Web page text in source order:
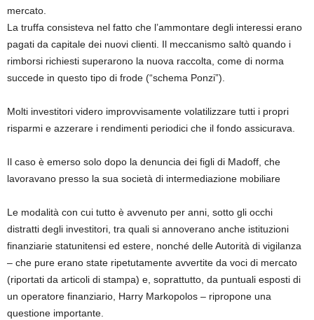
mercato.
La truffa consisteva nel fatto che l’ammontare degli interessi erano
pagati da capitale dei nuovi clienti. Il meccanismo saltò quando i
rimborsi richiesti superarono la nuova raccolta, come di norma
succede in questo tipo di frode (“schema Ponzi”).
Molti investitori videro improvvisamente volatilizzare tutti i propri
risparmi e azzerare i rendimenti periodici che il fondo assicurava.
Il caso è emerso solo dopo la denuncia dei figli di Madoff, che
lavoravano presso la sua società di intermediazione mobiliare
Le modalità con cui tutto è avvenuto per anni, sotto gli occhi
distratti degli investitori, tra quali si annoverano anche istituzioni
finanziarie statunitensi ed estere, nonché delle Autorità di vigilanza
– che pure erano state ripetutamente avvertite da voci di mercato
(riportati da articoli di stampa) e, soprattutto, da puntuali esposti di
un operatore finanziario, Harry Markopolos – ripropone una
questione importante.